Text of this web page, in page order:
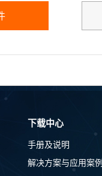
下载中心
手册及说明
解决方案与应用案例